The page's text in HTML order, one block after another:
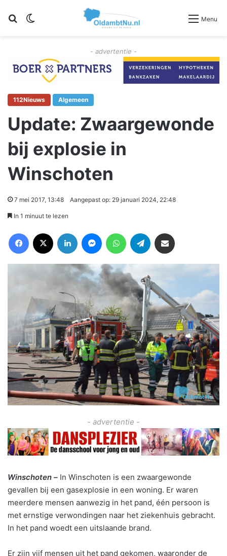
Zoeken Menu
- advertentie -
112Nieuws Algemeen
Update: Zwaargewonde
bij explosie in
Winschoten
7 mei 2017, 13:48 Aangepast op: 29 januari 2024, 22:48
In 1 minuut te lezen
- advertentie -
Winschoten – In Winschoten is een zwaargewonde
gevallen bij een gasexplosie in een woning. Er waren
meerdere mensen aanwezig in het pand, één persoon is
met ernstige verwondingen naar het ziekenhuis gebracht.
In het pand woedt een uitslaande brand.
Er zijn vijf mensen uit het pand gekomen, waaronder de